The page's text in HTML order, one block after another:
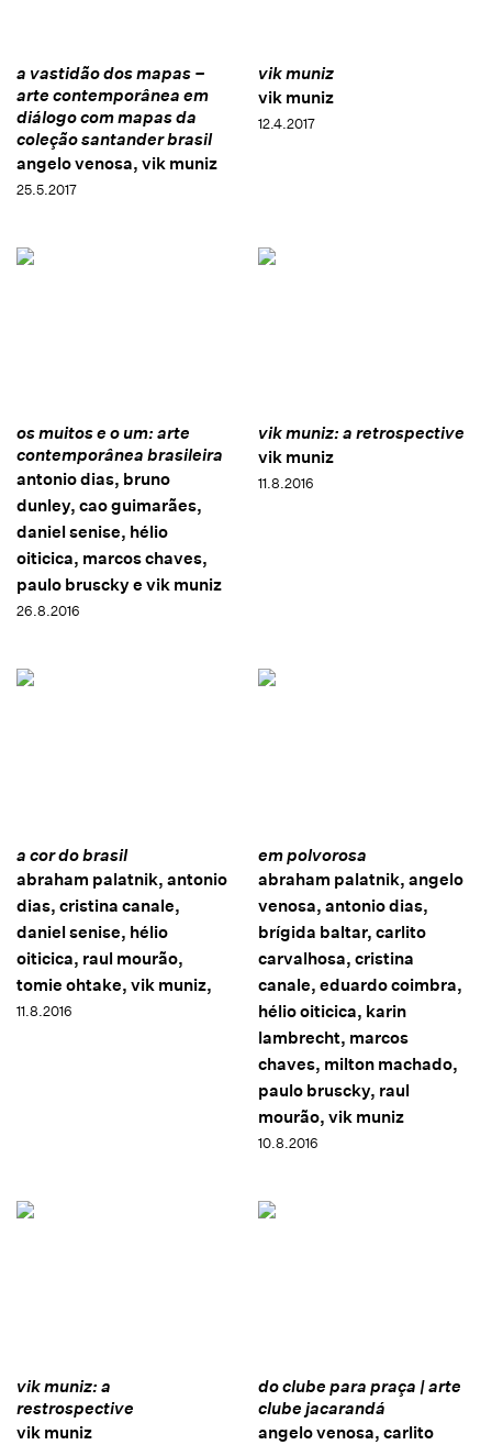
a vastidão dos mapas –
arte contemporânea em
diálogo com mapas da
coleção santander brasil
angelo venosa, vik muniz
25.5.2017
vik muniz
vik muniz
12.4.2017
os muitos e o um: arte
contemporânea brasileira
antonio dias, bruno
dunley, cao guimarães,
daniel senise, hélio
oiticica, marcos chaves,
paulo bruscky e vik muniz
26.8.2016
vik muniz: a retrospective
vik muniz
11.8.2016
a cor do brasil
abraham palatnik, antonio
dias, cristina canale,
daniel senise, hélio
oiticica, raul mourão,
tomie ohtake, vik muniz,
11.8.2016
em polvorosa
abraham palatnik, angelo
venosa, antonio dias,
brígida baltar, carlito
carvalhosa, cristina
canale, eduardo coimbra,
hélio oiticica, karin
lambrecht, marcos
chaves, milton machado,
paulo bruscky, raul
mourão, vik muniz
10.8.2016
vik muniz: a
restrospective
vik muniz
do clube para praça | arte
clube jacarandá
angelo venosa, carlito